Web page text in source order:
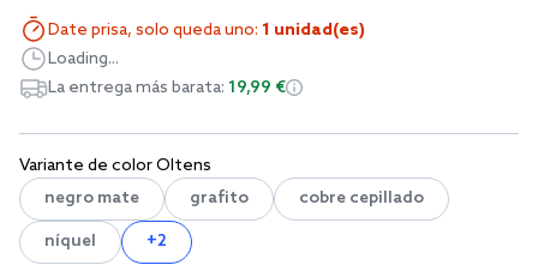
Variante de color Oltens
negro mate
grafito cobre cepillado
níquel +2
Date prisa, solo queda uno: 1 unidad(es)
Loading...
La entrega más barata: 19,99 €